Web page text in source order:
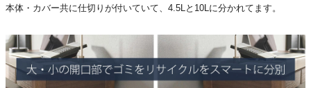
本体・カバー共に仕切りが付いていて、4.5Lと10Lに分かれてます。